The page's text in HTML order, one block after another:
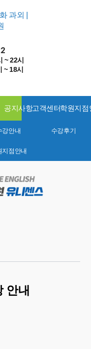
~ 22시
~ 18시
공지사항고객센터학원지점
강안내 수강후기
지점안내
안내